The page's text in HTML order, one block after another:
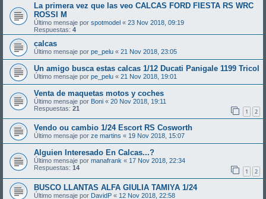
La primera vez que las veo CALCAS FORD FIESTA RS WRC
ROSSI M
Último mensaje por spotmodel « 23 Nov 2018, 09:19
Respuestas: 4
calcas
Último mensaje por pe_pelu « 21 Nov 2018, 23:05
Un amigo busca estas calcas 1/12 Ducati Panigale 1199 Tricol
Último mensaje por pe_pelu « 21 Nov 2018, 19:01
Venta de maquetas motos y coches
Último mensaje por Boni « 20 Nov 2018, 19:11
Respuestas: 21 1 2
Vendo ou cambio 1/24 Escort RS Cosworth
Último mensaje por ze martins « 19 Nov 2018, 15:07
Alguien Interesado En Calcas...?
Último mensaje por manafrank « 17 Nov 2018, 22:34
Respuestas: 14 1 2
BUSCO LLANTAS ALFA GIULIA TAMIYA 1/24
Último mensaje por DavidP « 12 Nov 2018, 22:58